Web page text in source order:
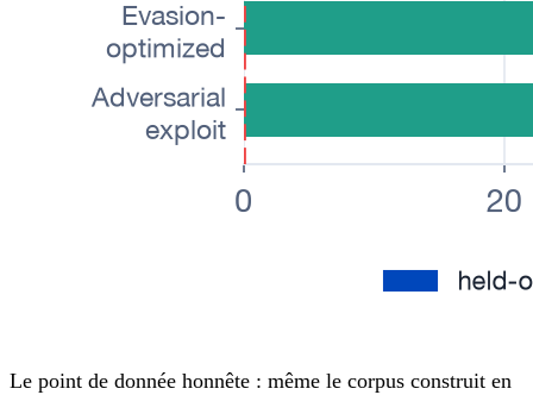
Le point de donnée honnête : même le corpus construit en